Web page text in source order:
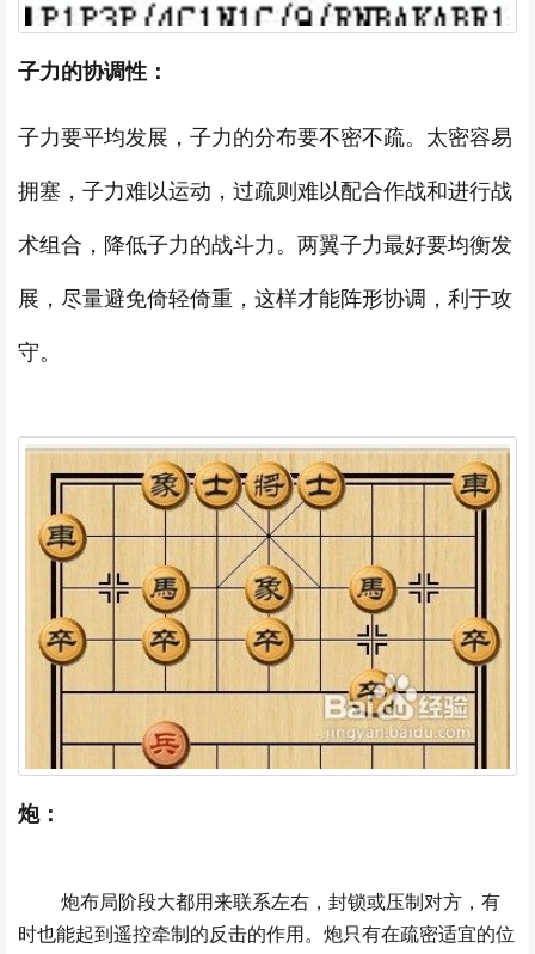
子力的协调性：
子力要平均发展，子力的分布要不密不疏。太密容易
拥塞，子力难以运动，过疏则难以配合作战和进行战
术组合，降低子力的战斗力。两翼子力最好要均衡发
展，尽量避免倚轻倚重，这样才能阵形协调，利于攻
守。
炮：
炮布局阶段大都用来联系左右，封锁或压制对方，有
时也能起到遥控牵制的反击的作用。炮只有在疏密适宜的位